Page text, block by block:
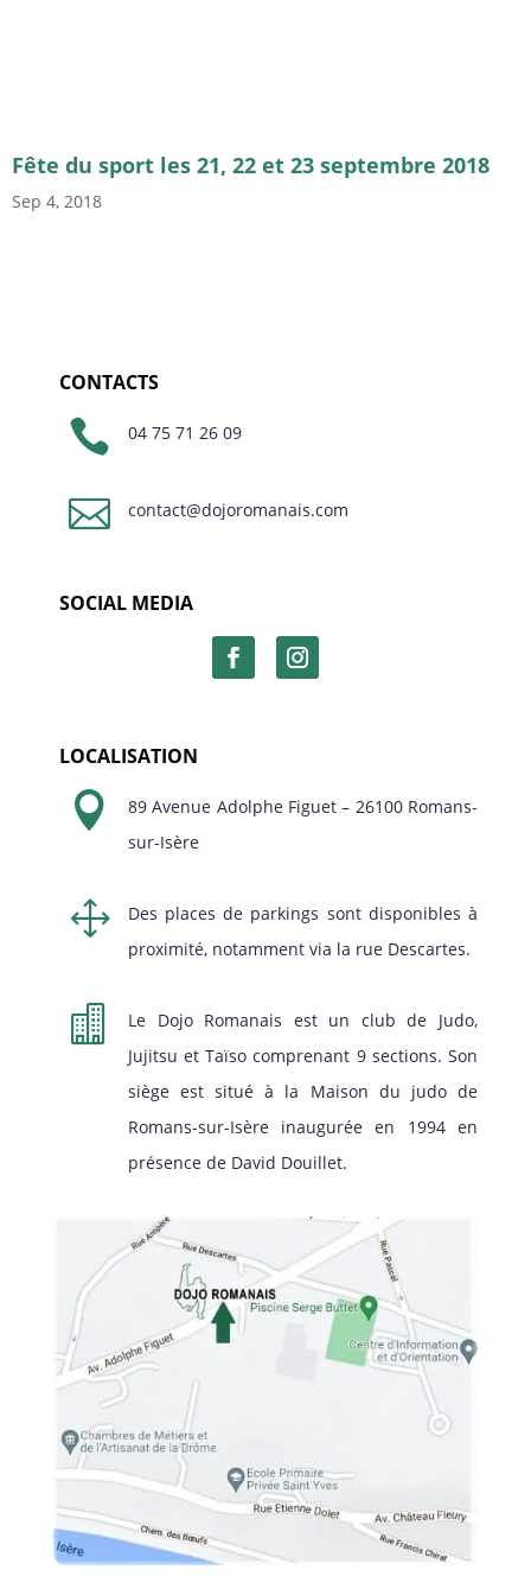
Fête du sport les 21, 22 et 23 septembre 2018
Sep 4, 2018
CONTACTS
 04 75 71 26 09
 contact@dojoromanais.com
SOCIAL MEDIA
LOCALISATION

89 Avenue Adolphe Figuet – 26100 Romans-
sur-Isère
1
Des places de parkings sont disponibles à
proximité, notamment via la rue Descartes.

Le Dojo Romanais est un club de Judo,
Jujitsu et Taïso comprenant 9 sections. Son
siège est situé à la Maison du judo de
Romans-sur-Isère inaugurée en 1994 en
présence de David Douillet.